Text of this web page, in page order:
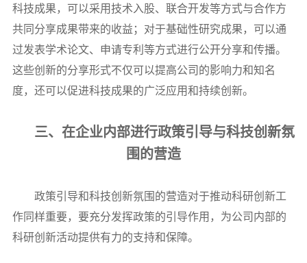
科技成果，可以采用技术入股、联合开发等方式与合作方
共同分享成果带来的收益；对于基础性研究成果，可以通
过发表学术论文、申请专利等方式进行公开分享和传播。
这些创新的分享形式不仅可以提高公司的影响力和知名
度，还可以促进科技成果的广泛应用和持续创新。
三、在企业内部进行政策引导与科技创新氛
围的营造
政策引导和科技创新氛围的营造对于推动科研创新工
作同样重要，要充分发挥政策的引导作用，为公司内部的
科研创新活动提供有力的支持和保障。